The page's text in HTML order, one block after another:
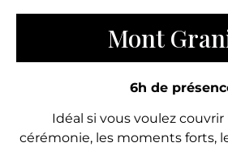
Mont
6h de
Idéal si vous voulez couvrir
cérémonie, les moments forts,